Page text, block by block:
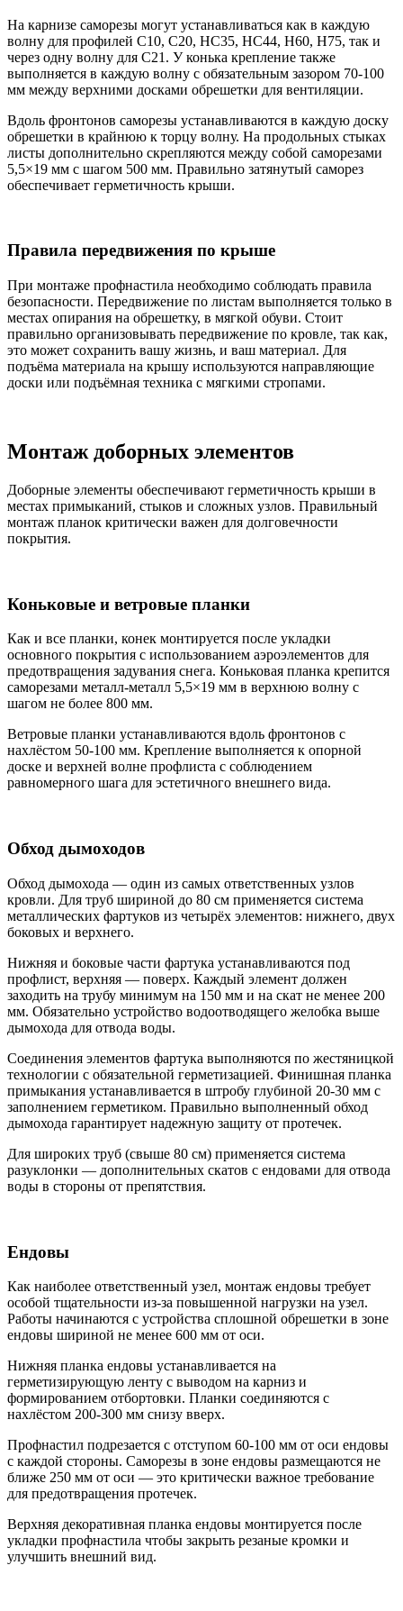
На карнизе саморезы могут устанавливаться как в каждую
волну для профилей С10, С20, НС35, НС44, Н60, Н75, так и
через одну волну для С21. У конька крепление также
выполняется в каждую волну с обязательным зазором 70-100
мм между верхними досками обрешетки для вентиляции.
Вдоль фронтонов саморезы устанавливаются в каждую доску
обрешетки в крайнюю к торцу волну. На продольных стыках
листы дополнительно скрепляются между собой саморезами
5,5×19 мм с шагом 500 мм. Правильно затянутый саморез
обеспечивает герметичность крыши.
Правила передвижения по крыше
При монтаже профнастила необходимо соблюдать правила
безопасности. Передвижение по листам выполняется только в
местах опирания на обрешетку, в мягкой обуви. Стоит
правильно организовывать передвижение по кровле, так как,
это может сохранить вашу жизнь, и ваш материал. Для
подъёма материала на крышу используются направляющие
доски или подъёмная техника с мягкими стропами.
Монтаж доборных элементов
Доборные элементы обеспечивают герметичность крыши в
местах примыканий, стыков и сложных узлов. Правильный
монтаж планок критически важен для долговечности
покрытия.
Коньковые и ветровые планки
Как и все планки, конек монтируется после укладки
основного покрытия с использованием аэроэлементов для
предотвращения задувания снега. Коньковая планка крепится
саморезами металл-металл 5,5×19 мм в верхнюю волну с
шагом не более 800 мм.
Ветровые планки устанавливаются вдоль фронтонов с
нахлёстом 50-100 мм. Крепление выполняется к опорной
доске и верхней волне профлиста с соблюдением
равномерного шага для эстетичного внешнего вида.
Обход дымоходов
Обход дымохода — один из самых ответственных узлов
кровли. Для труб шириной до 80 см применяется система
металлических фартуков из четырёх элементов: нижнего, двух
боковых и верхнего.
Нижняя и боковые части фартука устанавливаются под
профлист, верхняя — поверх. Каждый элемент должен
заходить на трубу минимум на 150 мм и на скат не менее 200
мм. Обязательно устройство водоотводящего желобка выше
дымохода для отвода воды.
Соединения элементов фартука выполняются по жестяницкой
технологии с обязательной герметизацией. Финишная планка
примыкания устанавливается в штробу глубиной 20-30 мм с
заполнением герметиком. Правильно выполненный обход
дымохода гарантирует надежную защиту от протечек.
Для широких труб (свыше 80 см) применяется система
разуклонки — дополнительных скатов с ендовами для отвода
воды в стороны от препятствия.
Ендовы
Как наиболее ответственный узел, монтаж ендовы требует
особой тщательности из-за повышенной нагрузки на узел.
Работы начинаются с устройства сплошной обрешетки в зоне
ендовы шириной не менее 600 мм от оси.
Нижняя планка ендовы устанавливается на
герметизирующую ленту с выводом на карниз и
формированием отбортовки. Планки соединяются с
нахлёстом 200-300 мм снизу вверх.
Профнастил подрезается с отступом 60-100 мм от оси ендовы
с каждой стороны. Саморезы в зоне ендовы размещаются не
ближе 250 мм от оси — это критически важное требование
для предотвращения протечек.
Верхняя декоративная планка ендовы монтируется после
укладки профнастила чтобы закрыть резаные кромки и
улучшить внешний вид.